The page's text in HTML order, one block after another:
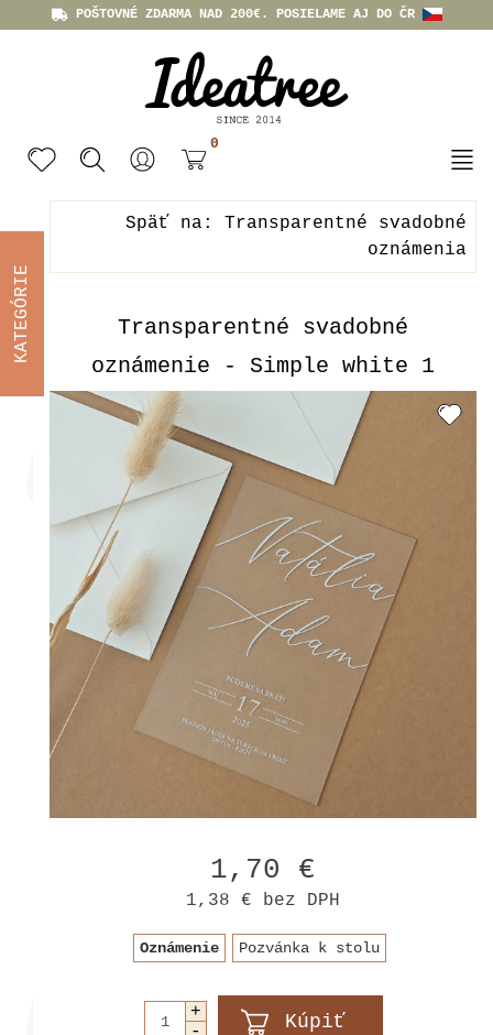
POŠTOVNÉ ZDARMA NAD 200€. POSIELAME AJ DO ČR
0
Späť na: Transparentné svadobné
oznámenia
Transparentné svadobné
oznámenie - Simple white 1
1,70 €
1,38 € bez DPH
Oznámenie Pozvánka k stolu
KATEGÓRIE